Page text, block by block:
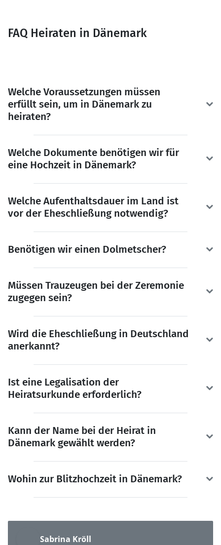
FAQ Heiraten in Dänemark
Welche Voraussetzungen müssen
erfüllt sein, um in Dänemark zu
heiraten?
Welche Dokumente benötigen wir für
eine Hochzeit in Dänemark?
Welche Aufenthaltsdauer im Land ist
vor der Eheschließung notwendig?
Benötigen wir einen Dolmetscher?
Müssen Trauzeugen bei der Zeremonie
zugegen sein?
Wird die Eheschließung in Deutschland
anerkannt?
Ist eine Legalisation der
Heiratsurkunde erforderlich?
Kann der Name bei der Heirat in
Dänemark gewählt werden?
Wohin zur Blitzhochzeit in Dänemark?
Sabrina Kröll